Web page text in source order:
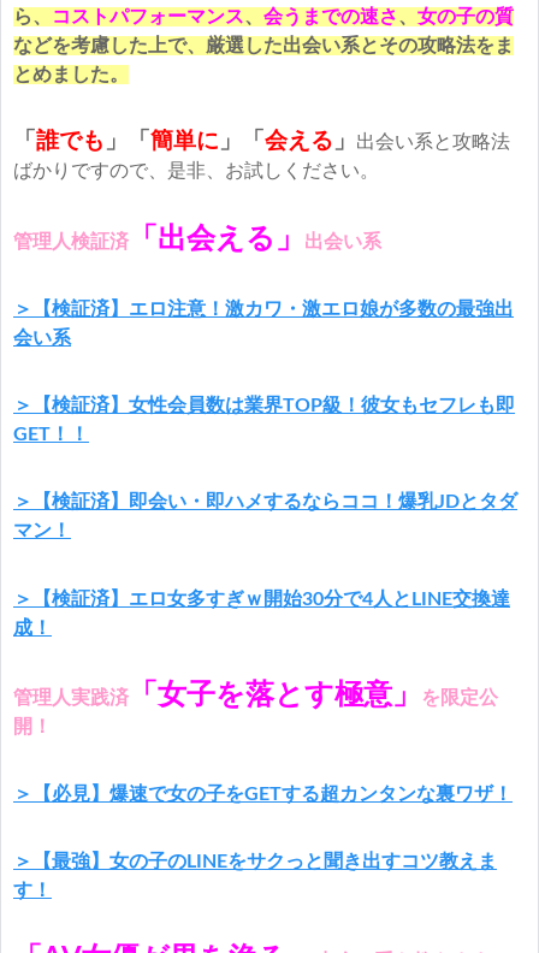
ら、
コストパフォーマンス、 会うまでの速さ、 女の子の質
などを考慮した上で、厳選した出会い系とその攻略法をま
とめました。
「 誰でも 」「 簡単に 」 「 会える 」
出会い系と攻略法
ばかりですので、是非、お試しください。
管理人検証済 「出会える」 出会い系
＞【検証済】エロ注意！激カワ・激エロ娘が多数の最強出
会い系
＞【検証済】女性会員数は業界TOP級！彼女もセフレも即
GET！！
＞【検証済】即会い・即ハメするならココ！爆乳JDとタダ
マン！
＞【検証済】エロ女多すぎｗ開始30分で4人とLINE交換達
成！
管理人実践済 「女子を落とす極意」
を限定公
開！
＞【必見】爆速で女の子をGETする超カンタンな裏ワザ！
＞【最強】女の子のLINEをサクっと聞き出すコツ教えま
す！